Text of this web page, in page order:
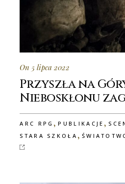
On 5 lipca 2022
Przyszła na
Nieboskłonu
ARC RPG ,PUBLIKACJE ,
STARA SZKOŁA ,